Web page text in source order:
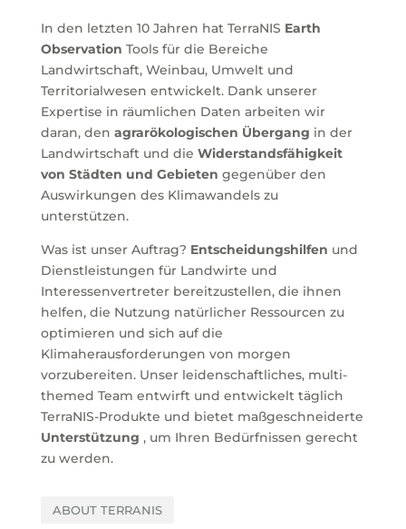
In den letzten 10 Jahren hat TerraNIS Earth
Observation Tools für die Bereiche
Landwirtschaft, Weinbau, Umwelt und
Territorialwesen entwickelt. Dank unserer
Expertise in räumlichen Daten arbeiten wir
daran, den agrarökologischen Übergang in der
Landwirtschaft und die Widerstandsfähigkeit
von Städten und Gebieten gegenüber den
Auswirkungen des Klimawandels zu
unterstützen.
Was ist unser Auftrag? Entscheidungshilfen und
Dienstleistungen für Landwirte und
Interessenvertreter bereitzustellen, die ihnen
helfen, die Nutzung natürlicher Ressourcen zu
optimieren und sich auf die
Klimaherausforderungen von morgen
vorzubereiten. Unser leidenschaftliches, multi-
themed Team entwirft und entwickelt täglich
TerraNIS-Produkte und bietet maßgeschneiderte
Unterstützung , um Ihren Bedürfnissen gerecht
zu werden.
ABOUT TERRANIS